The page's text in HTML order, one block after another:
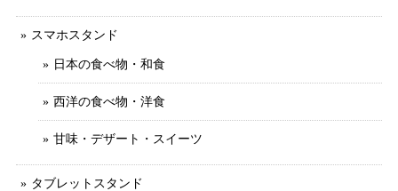
スマホスタンド
日本の食べ物・和食
西洋の食べ物・洋食
甘味・デザート・スイーツ
タブレットスタンド